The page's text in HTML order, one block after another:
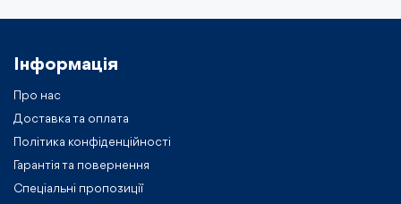
Інформація
Про нас
Доставка та оплата
Політика конфіденційності
Гарантія та повернення
Спеціальні пропозиції